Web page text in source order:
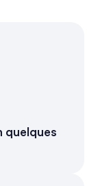
quelques